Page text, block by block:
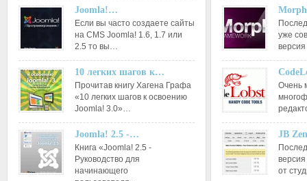
Joomla!…
Если вы часто создаете сайты
на CMS Joomla! 1.6, 1.7 или
2.5 то вы…
10 легких шагов к…
Прочитав книгу Хагена Графа
«10 легких шагов к освоению
Joomla! 3.0»…
Joomla! 2.5 -…
Книга «Joomla! 2.5 -
Руководство для
начинающего
уже
Очень
JB
от